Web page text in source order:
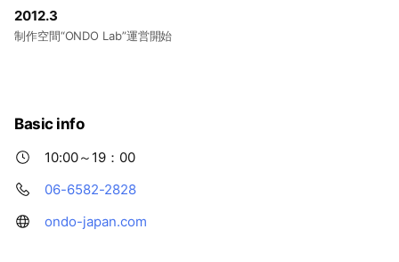
2012.3
制作空間“ONDO Lab”運営開始
Basic info
10:00～19：00
06-6582-2828
ondo-japan.com